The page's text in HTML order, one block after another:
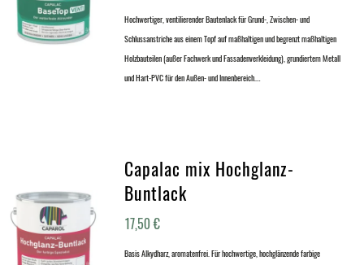
Hochwertiger, ventilierender Bautenlack für Grund-, Zwischen- und
Schlussanstriche aus einem Topf auf maßhaltigen und begrenzt maßhaltigen
Holzbauteilen (außer Fachwerk und Fassadenverkleidung), grundiertem Metall
und Hart-PVC für den Außen- und Innenbereich.…
Capalac mix Hochglanz-
Buntlack
17,50€
Basis Alkydharz, aromatenfrei. Für hochwertige, hochglänzende farbige